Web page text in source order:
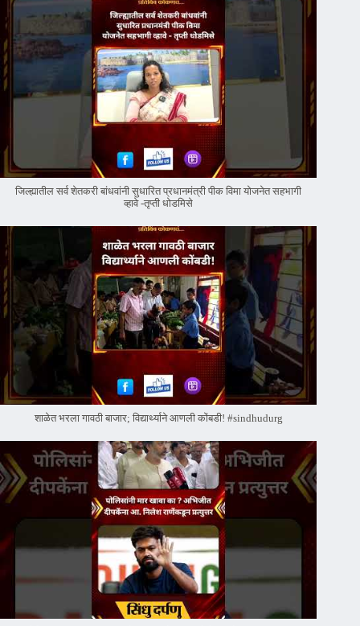
जिल्ह्यातील सर्व शेतकरी बांधवांनी सुधारित प्रधानमंत्री पीक विमा योजनेत सहभागी
व्हावे -तृप्ती धोडमिसे
शाळेत भरला गावठी बाजार; विद्यार्थ्याने आणली कोंबडी! #sindhudurg